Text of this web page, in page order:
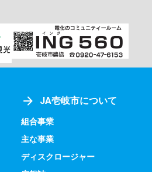
JA壱岐市について
組合事業
主な事業
ディスクロージャー